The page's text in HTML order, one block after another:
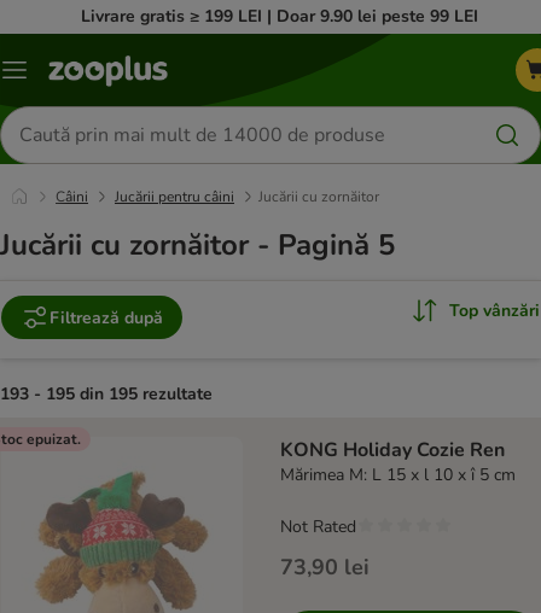
Livrare gratis ≥ 199 LEI | Doar 9.90 lei peste 99 LEI
Categorii
Căutare
produse
Câini Jucării pentru câini Jucării cu zornăitor
Jucării cu zornăitor - Pagină 5
Filtrează după Top vânzări
193 - 195 din 195 rezultate
product items have been changed
epuizat. KONG Holiday Cozie Ren
Mărimea M: L 15 x l 10 x î 5 cm
73,90 lei
Not Rated